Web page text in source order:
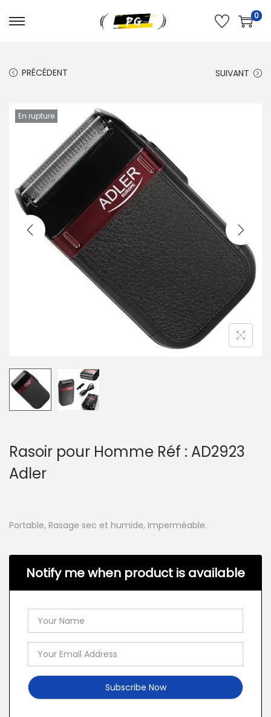
0
PRÉCÉDENT SUIVANT
En rupture
Rasoir pour Homme Réf : AD2923
Adler
Portable, Rasage sec et humide, Imperméable.
Notify me when product is available